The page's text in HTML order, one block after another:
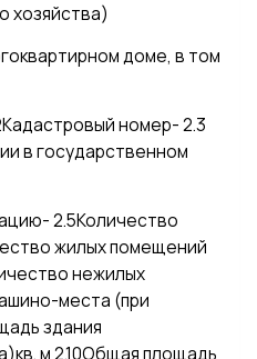
хозяйства)
доме, в том
номер- 2.3
в государственном
2.5Количество
жилых помещений
нежилых
места (при
здания
м 2.10Общая площадь